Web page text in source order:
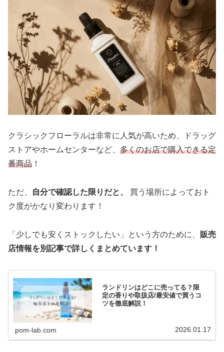
クラシックフローラルは非常に人気が高いため、ドラッグ
ストアやホームセンターなど、 多くのお店で購入できる定
番商品 ！
ただ、 自分で確認した限りだと、
買う場所によっておト
ク度がかなり変わります！
「少しでも安くストックしたい」という方のために、 販売
店情報を別記事で詳しくまとめています！
ランドリンはどこに売ってる？限
定の香りや取扱店/最安値で買うコ
ツを徹底解説！
pom-lab.com 2026.01.17